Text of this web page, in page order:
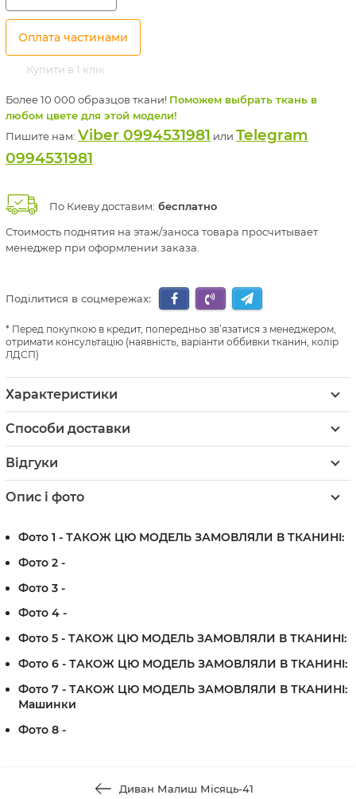
Оплата частинами
Купити в 1 клік
Более 10 000 образцов ткани! Поможем выбрать ткань в
любом цвете для этой модели!
Пишите нам: Viber 0994531981 или Telegram
0994531981
По Киеву доставим: бесплатно
Стоимость поднятия на этаж/заноса товара просчитывает
менеджер при оформлении заказа.
Поділитися в соцмережах:
Перед покупкою в кредит, попередньо зв’язатися з менеджером,
отримати консультацію (наявність, варіанти оббивки тканин, колір
ЛДСП)
Характеристики
Способи доставки
Відгуки
Опис і фото
Фото 1 - ТАКОЖ ЦЮ МОДЕЛЬ ЗАМОВЛЯЛИ В ТКАНИНI:
Фото 2 -
Фото 3 -
Фото 4 -
Фото 5 - ТАКОЖ ЦЮ МОДЕЛЬ ЗАМОВЛЯЛИ В ТКАНИНI:
Фото 6 - ТАКОЖ ЦЮ МОДЕЛЬ ЗАМОВЛЯЛИ В ТКАНИНI:
Фото 7 - ТАКОЖ ЦЮ МОДЕЛЬ ЗАМОВЛЯЛИ В ТКАНИНI:
Машинки
Фото 8 -
Диван Малиш Місяць-41